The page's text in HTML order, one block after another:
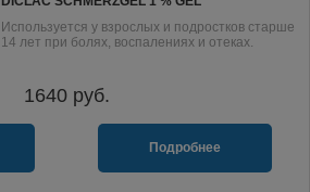
Используется у взрослых и подростков старше
14 лет при болях, воспалениях и отеках.
1640руб.
Подробнее